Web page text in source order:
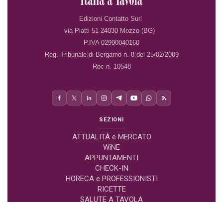
Edizioni Contatto Surl
via Piatti 51 24030 Mozzo (BG)
P.IVA 02990040160
Reg. Tribunale di Bergamo n. 8 del 25/02/2009
Roc n. 10548
SEZIONI
ATTUALITÀ e MERCATO
WiNE
APPUNTAMENTI
CHECK-IN
HORECA e PROFESSIONISTI
RICETTE
SALUTE A TAVOLA